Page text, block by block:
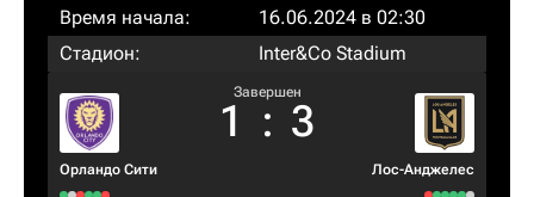
Время начала:
16.06.2024 в 02:30
Стадион:
Inter&Co Stadium
Орландо Сити
Завершен
1 : 3
Лос-Анджелес